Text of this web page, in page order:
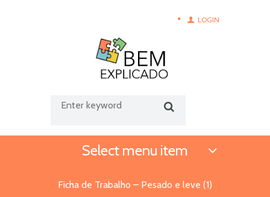
LOGIN
Select menu item
Ficha de Trabalho – Pesado e leve (1)